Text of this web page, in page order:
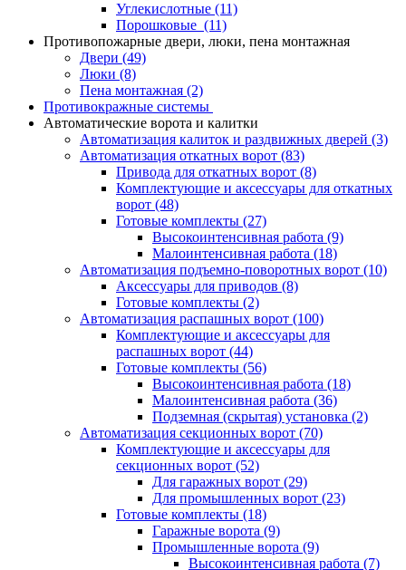
Углекислотные (11)
Порошковые (11)
Противопожарные двери, люки, пена монтажная
Двери (49)
Люки (8)
Пена монтажная (2)
Противокражные системы
Автоматические ворота и калитки
Автоматизация калиток и раздвижных дверей (3)
Автоматизация откатных ворот (83)
Привода для откатных ворот (8)
Комплектующие и аксессуары для откатных
ворот (48)
Готовые комплекты (27)
Высокоинтенсивная работа (9)
Малоинтенсивная работа (18)
Автоматизация подъемно-поворотных ворот (10)
Аксессуары для приводов (8)
Готовые комплекты (2)
Автоматизация распашных ворот (100)
Комплектующие и аксессуары для
распашных ворот (44)
Готовые комплекты (56)
Высокоинтенсивная работа (18)
Малоинтенсивная работа (36)
Подземная (скрытая) установка (2)
Автоматизация секционных ворот (70)
Комплектующие и аксессуары для
секционных ворот (52)
Для гаражных ворот (29)
Для промышленных ворот (23)
Готовые комплекты (18)
Гаражные ворота (9)
Промышленные ворота (9)
Высокоинтенсивная работа (7)